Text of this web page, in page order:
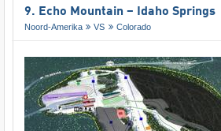
9. Echo Mountain – Idaho Springs
Noord-Amerika VS Colorado